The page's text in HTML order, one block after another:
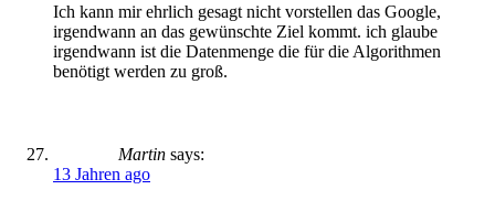
Ich kann mir ehrlich gesagt nicht vorstellen das Google,
irgendwann an das gewünschte Ziel kommt. ich glaube
irgendwann ist die Datenmenge die für die Algorithmen
benötigt werden zu groß.
Martin says:
13 Jahren ago